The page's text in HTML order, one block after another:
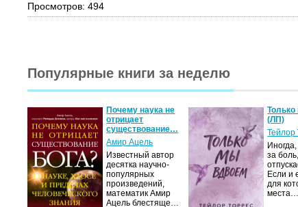
Просмотров: 494
Популярные книги за неделю
Почему наука не
отрицает
существование…
Амир Ацель
Известный автор
десятка научно-
популярных
произведений,
математик Амир
Ацель блестяще…
(ЛП)
Тейлор
за
Если и
для
места…